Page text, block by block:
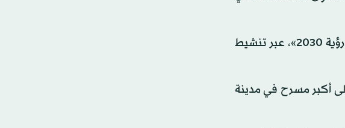
وتتطلع «هامات» لأن يكون «ذا بارك» وجهة مفضلة لأهالي الطائف، ليساهم في تحقيق مستهدفات «رؤية 2030»، عبر تنشيط
أكبر مسرح في مدينة